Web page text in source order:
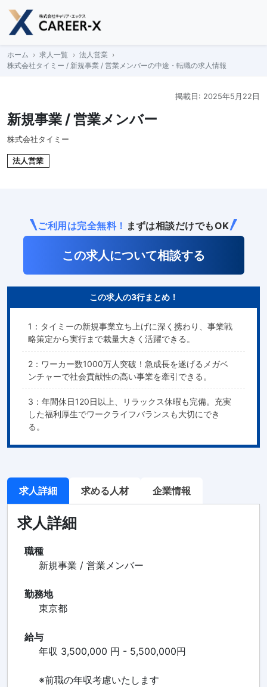
Skip
content
ホーム 求人一覧
法人営業
株式会社タイミー / 新規事業 / 営業メンバーの中途・転職の求人情報
掲載日: 2025年5月22日
新規事業 / 営業メンバー
株式会社タイミー
法人営業
ご利用は完全無料！ まずは相談だけでもOK
この求人について相談する
この求人の3行まとめ！
1：タイミーの新規事業立ち上げに深く携わり、事業戦
略策定から実行まで裁量大きく活躍できる。
2：ワーカー数1000万人突破！急成長を遂げるメガベ
ンチャーで社会貢献性の高い事業を牽引できる。
3：年間休日120日以上、リラックス休暇も完備。充実
した福利厚生でワークライフバランスも大切にでき
る。
求人詳細 求める人材 企業情報
求人詳細
職種
新規事業 / 営業メンバー
勤務地
東京都
給与
年収 3,500,000 円 - 5,500,000円
※前職の年収考慮いたします